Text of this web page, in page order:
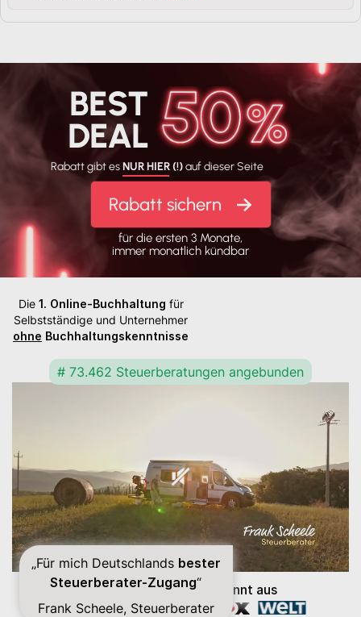
BEST
DEAL
Rabatt gibt esNUR HIER (!)auf dieser Seite
Rabatt sichern
für die ersten 3 Monate,
immer monatlich kündbar
Die 1. Online-Buchhaltung für
Selbstständige und Unternehmer
ohne Buchhaltungskenntnisse
Lexware Office ist bekannt aus
„Für mich Deutschlands bester
Steuerberater-Zugang“
Frank Scheele, Steuerberater
# 73.462 Steuerberatungen angebunden